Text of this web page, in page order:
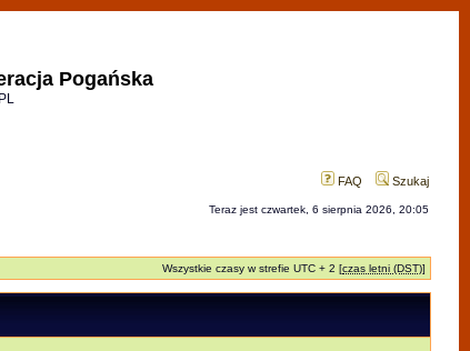
Pogańska
FAQ Szukaj
Teraz jest czwartek, 6 sierpnia 2026, 20:05
Wszystkie czasy w strefie UTC + 2 [czas letni (DST)]